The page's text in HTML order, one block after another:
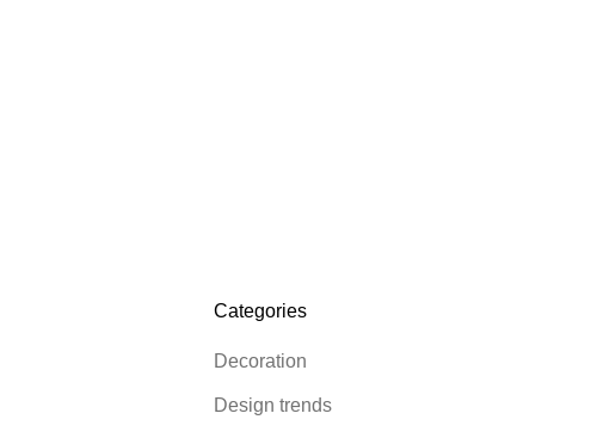
Categories
Decoration
Design trends